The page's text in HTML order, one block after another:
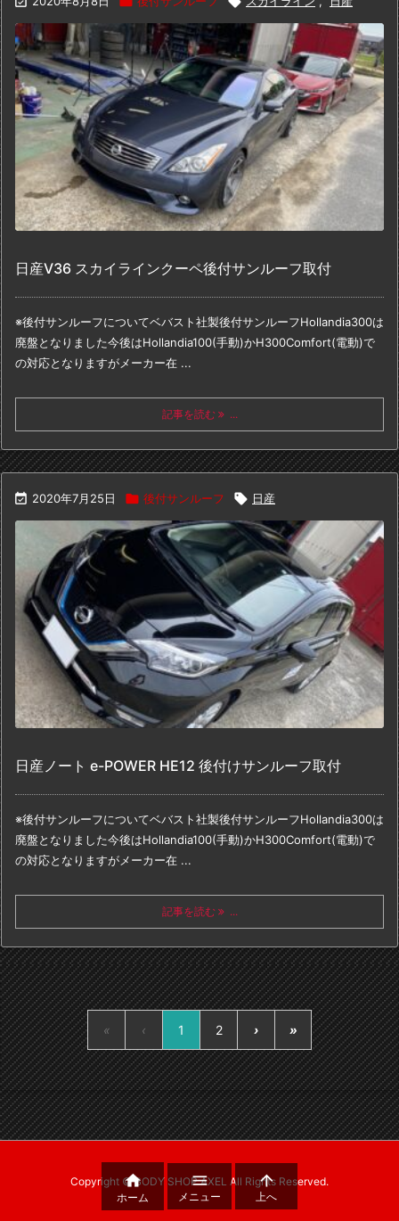
日産V36 スカイラインクーペ後付サンルーフ取付
※後付サンルーフについてベバスト社製後付サンルーフHollandia300は
廃盤となりました今後はHollandia100(手動)かH300Comfort(電動)で
の対応となりますがメーカー在 ...
記事を読む ...
 2020年7月25日  後付サンルーフ  日産
日産ノート e-POWER HE12 後付けサンルーフ取付
※後付サンルーフについてベバスト社製後付サンルーフHollandia300は
廃盤となりました今後はHollandia100(手動)かH300Comfort(電動)で
の対応となりますがメーカー在 ...
記事を読む ...
« ‹ 1 2 › »
Copyright ©BODY SHOP AXEL All Rights Reserved.

ホーム

メニュー

上へ